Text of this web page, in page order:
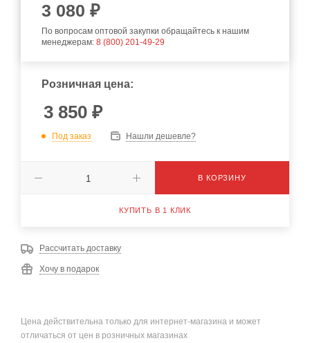
3 080 ₽
По вопросам оптовой закупки обращайтесь к нашим
менеджерам: 8 (800) 201-49-29
Розничная цена:
3 850 ₽
Под заказ Нашли дешевле?
В КОРЗИНУ
КУПИТЬ В 1 КЛИК
Рассчитать доставку
Хочу в подарок
Цена действительна только для интернет-магазина и может
отличаться от цен в розничных магазинах